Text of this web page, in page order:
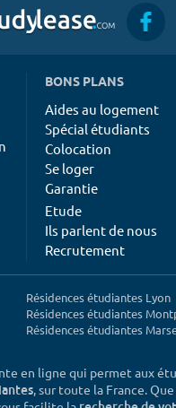
BONS PLANS
Aides au logement
Spécial étudiants
Colocation
Se loger
Garantie
Etude
Ils parlent de nous
Recrutement
Résidences étudiantes Lyon
Résidences étudiantes
Résidences étudiantes
en ligne qui permet aux
, sur toute la France.